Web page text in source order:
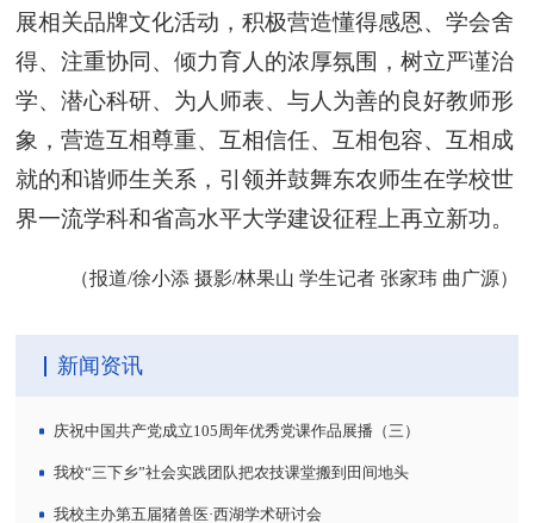
展相关品牌文化活动，积极营造懂得感恩、学会舍
得、注重协同、倾力育人的浓厚氛围，树立严谨治
学、潜心科研、为人师表、与人为善的良好教师形
象，营造互相尊重、互相信任、互相包容、互相成
就的和谐师生关系，引领并鼓舞东农师生在学校世
界一流学科和省高水平大学建设征程上再立新功。
（报道/徐小添 摄影/林果山 学生记者 张家玮 曲广源）
新闻资讯
庆祝中国共产党成立105周年优秀党课作品展播（三）
我校“三下乡”社会实践团队把农技课堂搬到田间地头
我校主办第五届猪兽医·西湖学术研讨会